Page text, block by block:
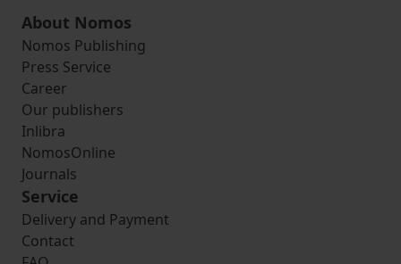
About Nomos
Nomos Publishing
Press Service
Career
Our publishers
Inlibra
NomosOnline
Journals
Service
Delivery and Payment
Contact